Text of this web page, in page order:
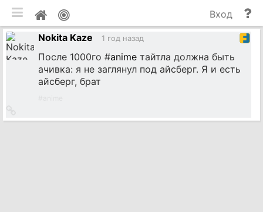
Мой
профиль
и
Вход
Nokita Kaze
1 год назад
После 1000го #anime тайтла должна быть
ачивка: я не заглянул под айсберг. Я и есть
айсберг, брат
на
мобильная версия